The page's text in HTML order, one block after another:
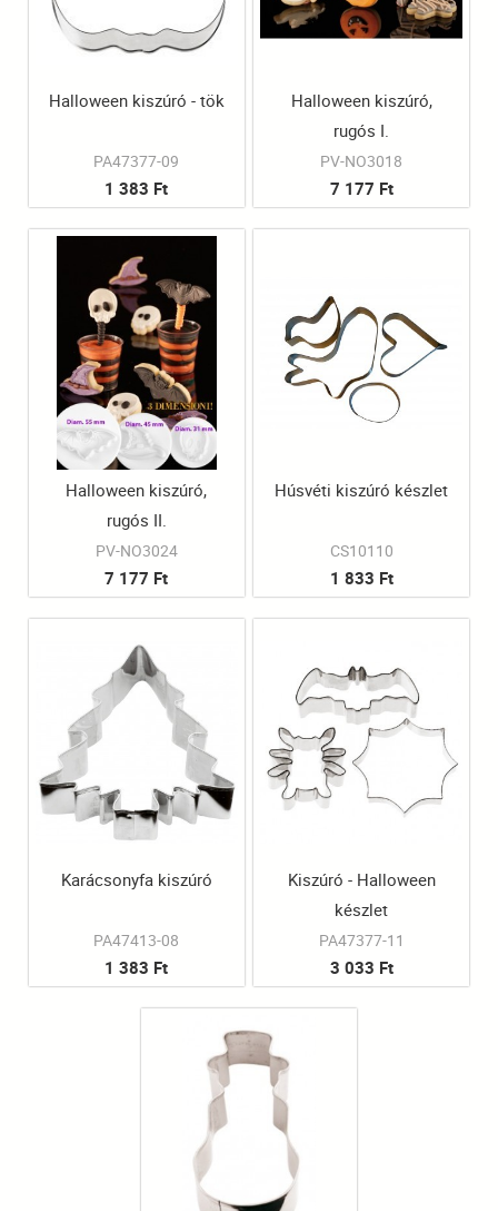
Halloween kiszúró - tök
PA47377-09
1 383 Ft
Halloween kiszúró,
rugós I.
PV-NO3018
7 177 Ft
Halloween kiszúró,
rugós II.
PV-NO3024
7 177 Ft
Húsvéti kiszúró készlet
CS10110
1 833 Ft
Karácsonyfa kiszúró
PA47413-08
1 383 Ft
Kiszúró - Halloween
készlet
PA47377-11
3 033 Ft